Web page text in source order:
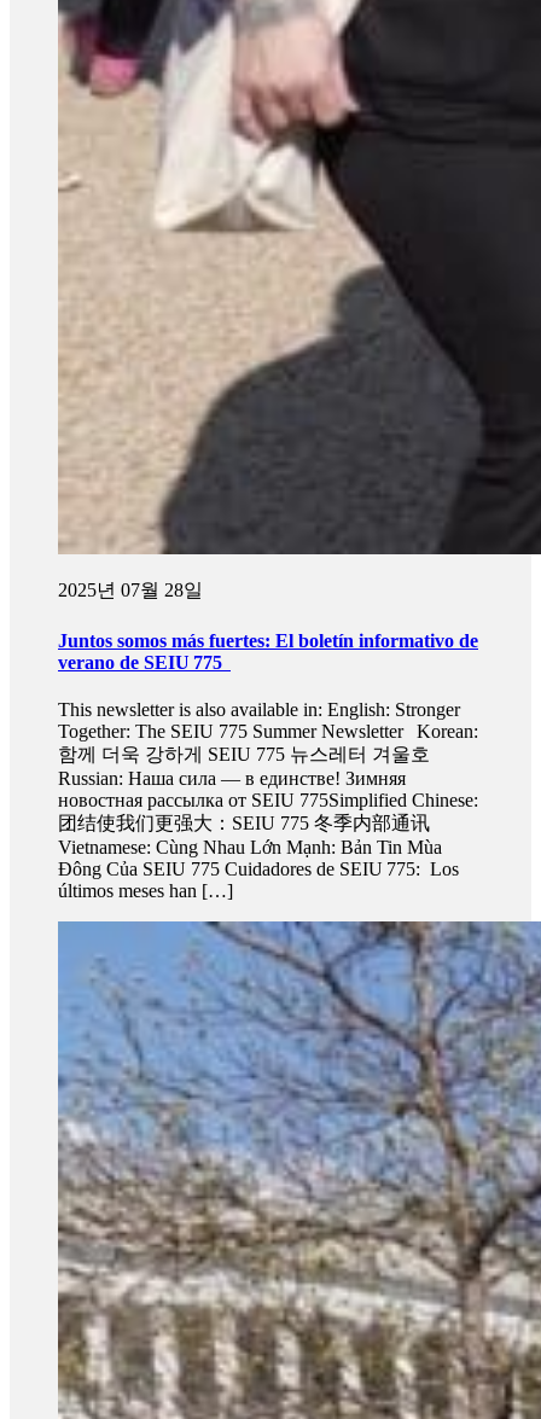
2025년 07월 28일
Juntos somos más fuertes: El boletín informativo de
verano de SEIU 775
This newsletter is also available in: English: Stronger
Together: The SEIU 775 Summer Newsletter Korean:
함께 더욱 강하게 SEIU 775 뉴스레터 겨울호
Russian: Наша сила — в единстве! Зимняя
новостная рассылка от SEIU 775Simplified Chinese:
团结使我们更强大：SEIU 775 冬季内部通讯
Vietnamese: Cùng Nhau Lớn Mạnh: Bản Tin Mùa
Đông Của SEIU 775 Cuidadores de SEIU 775: Los
últimos meses han […]